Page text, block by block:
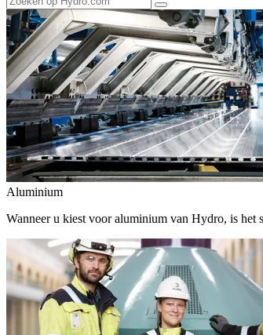
Aluminium
Wanneer u kiest voor aluminium van Hydro, is het